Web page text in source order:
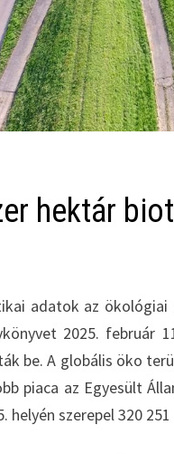
hektár
adatok az
2025. február
be. A globális öko
piaca az Egyesült
szerepel 320